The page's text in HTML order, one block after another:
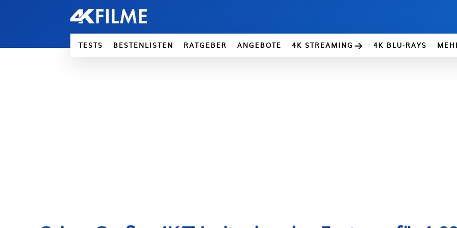
TESTS BESTENLISTEN RATGEBER ANGEBOTE 4K STREAMING 4K BLU-RAYS